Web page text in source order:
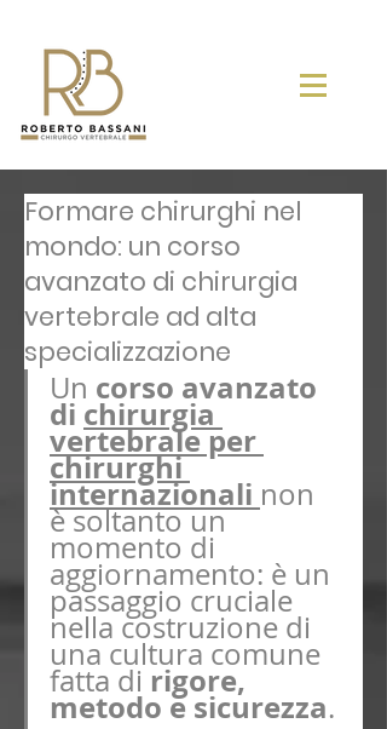
Formare chirurghi nel
mondo: un corso
avanzato di chirurgia
vertebrale ad alta
specializzazione
Un corso avanzato
di chirurgia
vertebrale per
chirurghi
internazionali non
è soltanto un
momento di
aggiornamento: è un
passaggio cruciale
nella costruzione di
una cultura comune
fatta di rigore,
metodo e sicurezza.